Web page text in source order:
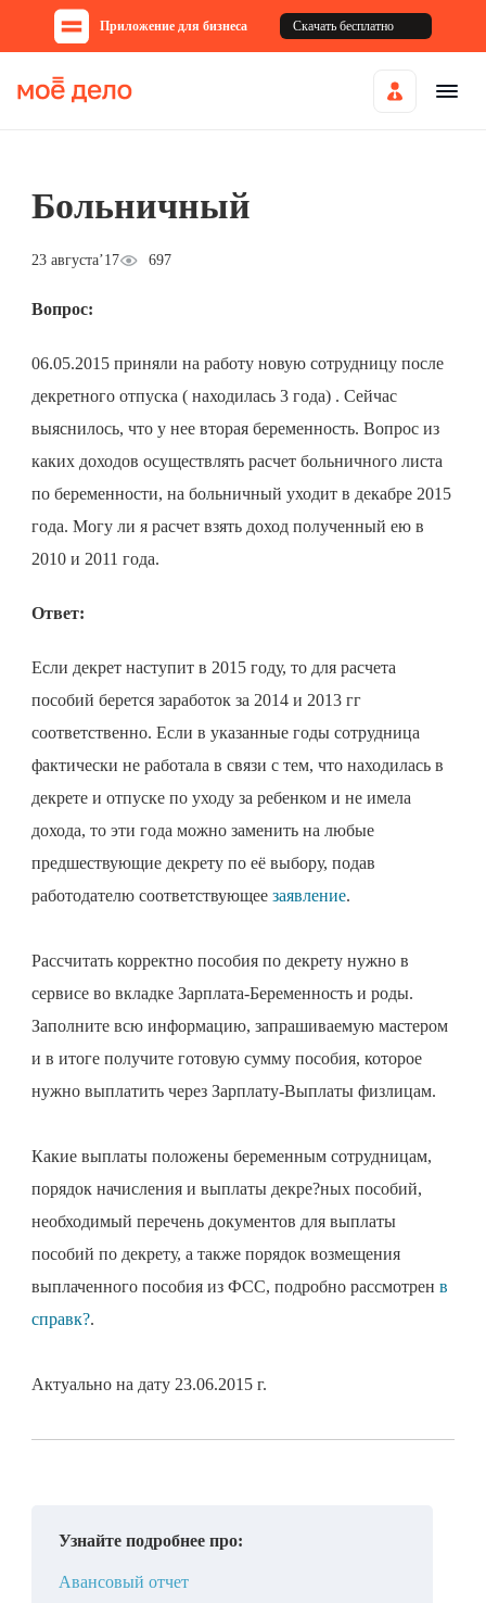
Приложение для бизнеса Скачать бесплатно
Больничный
23 августа’17 697
Вопрос:
06.05.2015 приняли на работу новую сотрудницу после
декретного отпуска ( находилась 3 года) . Сейчас
выяснилось, что у нее вторая беременность. Вопрос из
каких доходов осуществлять расчет больничного листа
по беременности, на больничный уходит в декабре 2015
года. Могу ли я расчет взять доход полученный ею в
2010 и 2011 года.
Ответ:
Если декрет наступит в 2015 году, то для расчета
пособий берется заработок за 2014 и 2013 гг
соответственно. Если в указанные годы сотрудница
фактически не работала в связи с тем, что находилась в
декрете и отпуске по уходу за ребенком и не имела
дохода, то эти года можно заменить на любые
предшествующие декрету по её выбору, подав
работодателю соответствующее заявление.
Рассчитать корректно пособия по декрету нужно в
сервисе во вкладке Зарплата-Беременность и роды.
Заполните всю информацию, запрашиваемую мастером
и в итоге получите готовую сумму пособия, которое
нужно выплатить через Зарплату-Выплаты физлицам.
Какие выплаты положены беременным сотрудницам,
порядок начисления и выплаты декре?ных пособий,
необходимый перечень документов для выплаты
пособий по декрету, а также порядок возмещения
выплаченного пособия из ФСС, подробно рассмотрен в
справк?.
Актуально на дату 23.06.2015 г.
Узнайте подробнее про:
Авансовый отчет